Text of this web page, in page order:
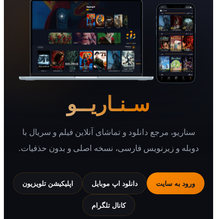
سـنـاریــو
مرجع دانلود و تماشای آنلاین فیلم و سریال با
و زیرنویس فارسی، نسخه اصلی و بدون حذفیات.
به سایت دانلود اپ موبایل اپلیکیشن تلویزیون
کانال تلگرام